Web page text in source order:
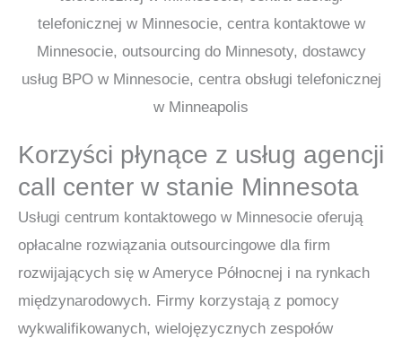
Korzyści płynące z usług agencji
call center w stanie Minnesota
Usługi centrum kontaktowego w Minnesocie oferują
opłacalne rozwiązania outsourcingowe dla firm
rozwijających się w Ameryce Północnej i na rynkach
międzynarodowych. Firmy korzystają z pomocy
wykwalifikowanych, wielojęzycznych zespołów